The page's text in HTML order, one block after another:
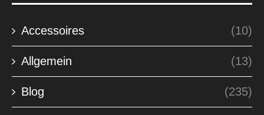
Accessoires (10)
Allgemein (13)
Blog (235)